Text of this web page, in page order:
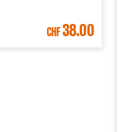
IN DEN WARENKORB
CHF38.00